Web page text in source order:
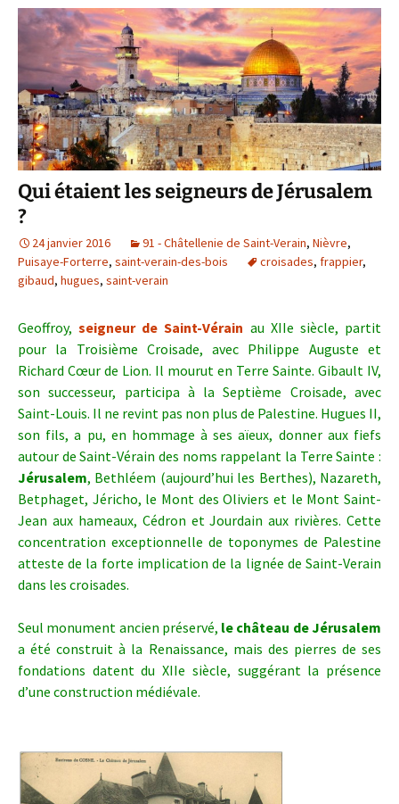
Qui étaient les seigneurs de Jérusalem
?
24 janvier 2016 91 - Châtellenie de Saint-Verain, Nièvre,
Puisaye-Forterre, saint-verain-des-bois croisades, frappier,
gibaud, hugues, saint-verain
Geoffroy,seigneur de Saint-Vérain au XIIe siècle, partit
pour la Troisième Croisade, avec Philippe Auguste et
Richard Cœur de Lion. Il mourut en Terre Sainte. Gibault IV,
son successeur, participa à la Septième Croisade, avec
Saint-Louis. Il ne revint pas non plus de Palestine. Hugues II,
son fils, a pu, en hommage à ses aïeux, donner aux fiefs
autour de Saint-Vérain des noms rappelant la Terre Sainte :
Jérusalem, Bethléem (aujourd’hui les Berthes), Nazareth,
Betphaget, Jéricho, le Mont des Oliviers et le Mont Saint-
Jean aux hameaux, Cédron et Jourdain aux rivières. Cette
concentration exceptionnelle de toponymes de Palestine
atteste de la forte implication de la lignée de Saint-Verain
dans les croisades.
Seul monument ancien préservé, le château de Jérusalem
a été construit à la Renaissance, mais des pierres de ses
fondations datent du XIIe siècle, suggérant la présence
d’une construction médiévale.